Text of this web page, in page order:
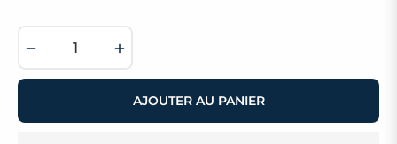
AJOUTER AU PANIER